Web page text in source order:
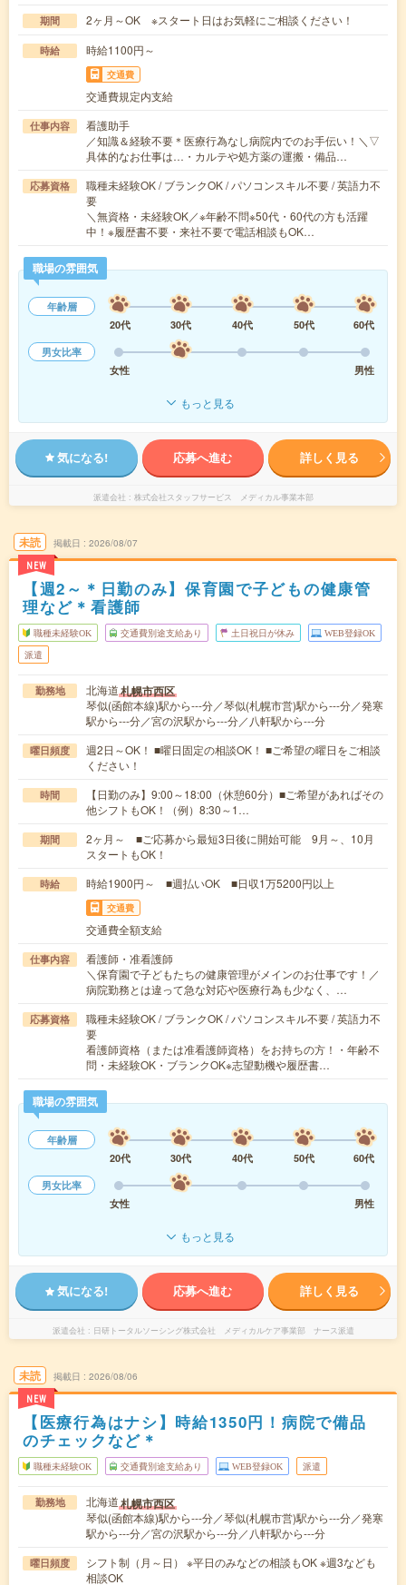
期間 2ヶ月～OK ※スタート日はお気軽にご相談ください！
時給 時給1100円～
交通費
交通費規定内支給
仕事内容
看護助手
／知識＆経験不要＊医療行為なし病院内でのお手伝い！＼▽
具体的なお仕事は…・カルテや処方薬の運搬・備品…
応募資格
職種未経験OK / ブランクOK / パソコンスキル不要 / 英語力不
要
＼無資格・未経験OK／※年齢不問※50代・60代の方も活躍
中！※履歴書不要・来社不要で電話相談もOK…
職場の雰囲気
年齢層
20代
30代 40代 50代
60代
男女比率
女性
男性
もっと見る
気になる! 応募へ進む 詳しく見る
派遣会社 株式会社スタッフサービス メディカル事業本部
未読
NEW
掲載日 2026/08/07
【週2～＊日勤のみ】保育園で子どもの健康管
理など＊看護師
職種未経験OK 交通費別途支給あり 土日祝日が休み WEB登録OK
派遣
勤務地 北海道札幌市西区
琴似(函館本線)駅から---分／琴似(札幌市営)駅から---分／発寒
駅から---分／宮の沢駅から---分／八軒駅から---分
曜日頻度
週2日～OK！ ■曜日固定の相談OK！ ■ご希望の曜日をご相談
ください！
時間
【日勤のみ】9:00～18:00（休憩60分）■ご希望があればその
他シフトもOK！（例）8:30～1…
期間
2ヶ月～ ■ご応募から最短3日後に開始可能 9月～、10月
スタートもOK！
時給 時給1900円～ ■週払いOK ■日収1万5200円以上
交通費
交通費全額支給
仕事内容
看護師・准看護師
＼保育園で子どもたちの健康管理がメインのお仕事です！／
病院勤務とは違って急な対応や医療行為も少なく、…
応募資格
職種未経験OK / ブランクOK / パソコンスキル不要 / 英語力不
要
看護師資格（または准看護師資格）をお持ちの方！・年齢不
問・未経験OK・ブランクOK※志望動機や履歴書…
職場の雰囲気
年齢層
20代
30代 40代 50代
60代
男女比率
女性
男性
もっと見る
気になる! 応募へ進む 詳しく見る
派遣会社 日研トータルソーシング株式会社 メディカルケア事業部 ナース派遣
未読
NEW
掲載日 2026/08/06
【医療行為はナシ】時給1350円！病院で備品
のチェックなど＊
職種未経験OK 交通費別途支給あり WEB登録OK 派遣
勤務地 北海道札幌市西区
琴似(函館本線)駅から---分／琴似(札幌市営)駅から---分／発寒
駅から---分／宮の沢駅から---分／八軒駅から---分
曜日頻度
シフト制（月～日） ※平日のみなどの相談もOK ※週3なども
相談OK